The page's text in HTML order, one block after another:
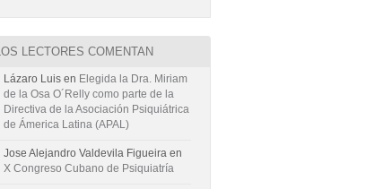
LOS LECTORES COMENTAN
Lázaro Luis en Elegida la Dra. Miriam
de la Osa O´Relly como parte de la
Directiva de la Asociación Psiquiátrica
de Ámerica Latina (APAL)
Jose Alejandro Valdevila Figueira en
X Congreso Cubano de Psiquiatría